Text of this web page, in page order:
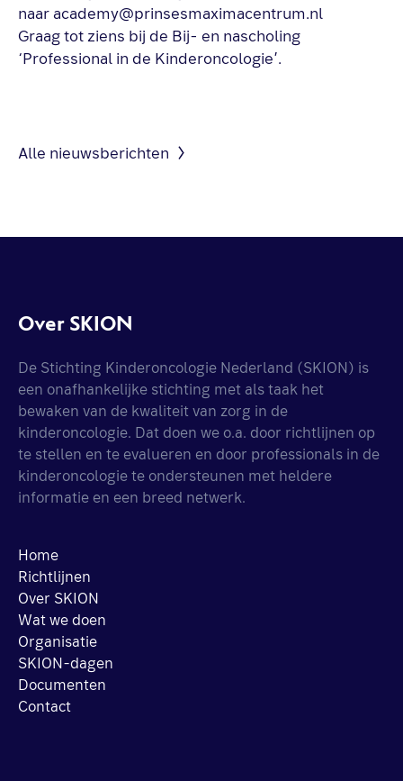
naar academy@prinsesmaximacentrum.nl
Graag tot ziens bij de Bij- en nascholing
‘Professional in de Kinderoncologie’.
Alle nieuwsberichten
Over SKION
De Stichting Kinderoncologie Nederland (SKION) is
een onafhankelijke stichting met als taak het
bewaken van de kwaliteit van zorg in de
kinderoncologie. Dat doen we o.a. door richtlijnen op
te stellen en te evalueren en door professionals in de
kinderoncologie te ondersteunen met heldere
informatie en een breed netwerk.
Home
Richtlijnen
Over SKION
Wat we doen
Organisatie
SKION-dagen
Documenten
Contact